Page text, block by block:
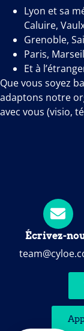
Lyon et sa
Caluire,
Grenoble,
Paris,
Et à
Que vous soyez
adaptons notre
avec vous (visio,
Écrivez-